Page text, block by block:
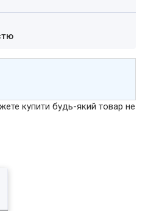
купити будь-який товар не